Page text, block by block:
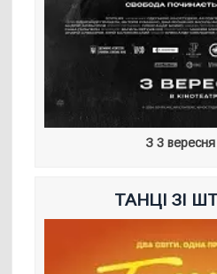
З 3
ТАНЦІ ЗІ